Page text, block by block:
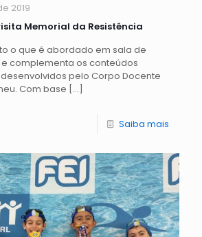
2019
Memorial da Resistência
o que é abordado em sala de
complementa os conteúdos
pelo Corpo Docente
Com base […]
Saiba mais